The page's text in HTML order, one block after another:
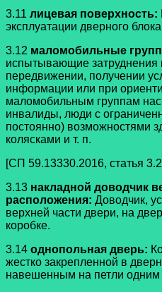
3.11 лицевая поверхность:
эксплуатации дверного
3.12 маломобильные
испытывающие затруднения
передвижении, получении
информации или при
маломобильным группам
инвалиды, люди с
постоянно) возможностями
колясками и т. п.
[СП 59.13330.2016, статья
3.13 накладной доводчик
расположения: Доводчик,
верхней части двери, на
коробке.
3.14 однопольная дверь:
жестко закрепленной в
навешенным на петли